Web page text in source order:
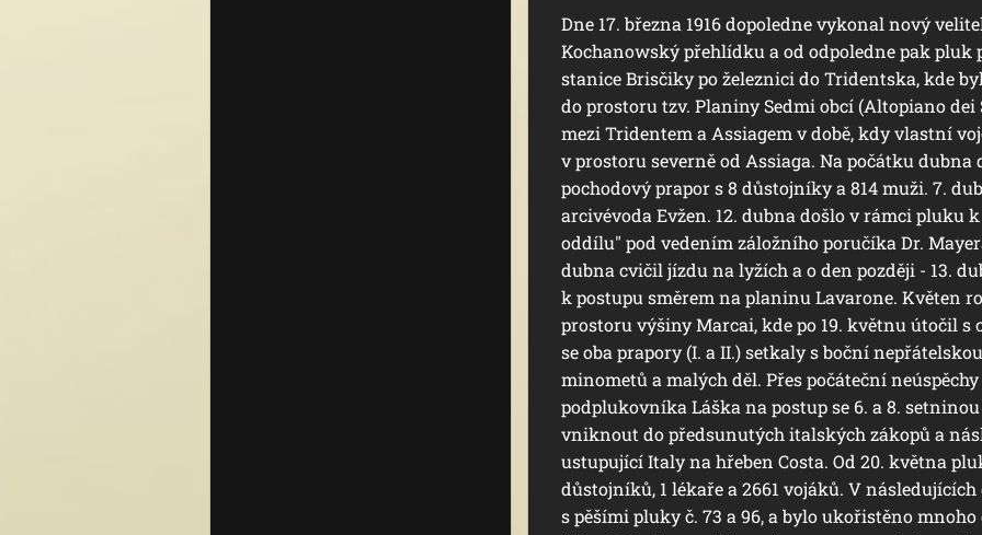
Dne 17. března 1916 dopoledne vykonal nový
Kochanowský přehlídku a od odpoledne pak pluk
stanice Brisčiky po železnici do Tridentska, kde
do prostoru tzv. Planiny Sedmi obcí (Altopiano dei
mezi Tridentem a Assiagem v době, kdy vlastní
v prostoru severně od Assiaga. Na počátku
pochodový prapor s 8 důstojníky a 814 muži. 7.
arcivévoda Evžen. 12. dubna došlo v rámci pluku
oddílu" pod vedením záložního poručíka Dr.
dubna cvičil jízdu na lyžích a o den později - 13.
k postupu směrem na planinu Lavarone. Květen
prostoru výšiny Marcai, kde po 19. květnu útočil s
se oba prapory (I. a II.) setkaly s boční
minometů a malých děl. Přes počáteční
podplukovníka Láška na postup se 6. a 8.
vniknout do předsunutých italských zákopů a
ustupující Italy na hřeben Costa. Od 20. května
důstojníků, 1 lékaře a 2661 vojáků. V
s pěšími pluky č. 73 a 96, a bylo ukořistěno